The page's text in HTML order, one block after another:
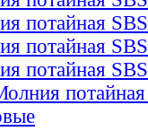
потайная SBS
потайная SBS
потайная SBS